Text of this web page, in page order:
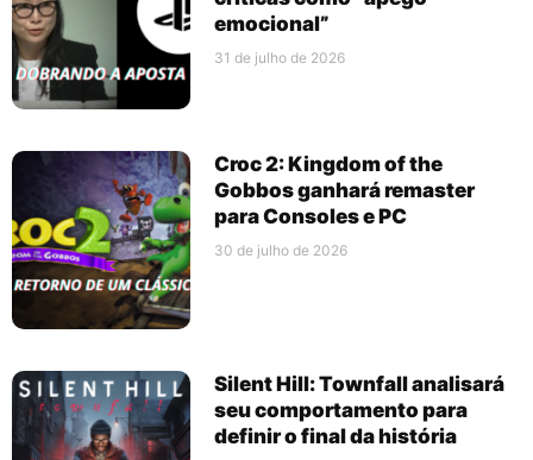
emocional”
31 de julho de 2026
Croc 2: Kingdom of the
Gobbos ganhará remaster
para Consoles e PC
30 de julho de 2026
Silent Hill: Townfall analisará
seu comportamento para
definir o final da história